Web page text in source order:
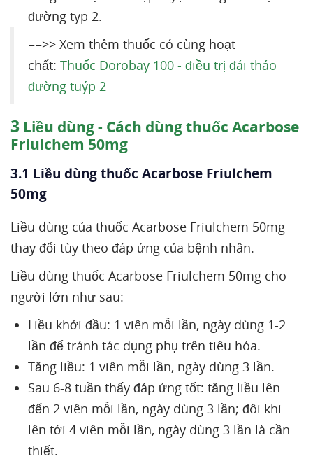
đường typ 2.
==>> Xem thêm thuốc có cùng hoạt
chất: Thuốc Dorobay 100 - điều trị đái tháo
đường tuýp 2
3 Liều dùng - Cách dùng thuốc Acarbose
Friulchem 50mg
3.1 Liều dùng thuốc Acarbose Friulchem
50mg
Liều dùng của thuốc Acarbose Friulchem 50mg
thay đổi tùy theo đáp ứng của bệnh nhân.
Liều dùng thuốc Acarbose Friulchem 50mg cho
người lớn như sau:
Liều khởi đầu: 1 viên mỗi lần, ngày dùng 1-2
lần để tránh tác dụng phụ trên tiêu hóa.
Tăng liều: 1 viên mỗi lần, ngày dùng 3 lần.
Sau 6-8 tuần thấy đáp ứng tốt: tăng liều lên
đến 2 viên mỗi lần, ngày dùng 3 lần; đôi khi
lên tới 4 viên mỗi lần, ngày dùng 3 lần là cần
thiết.